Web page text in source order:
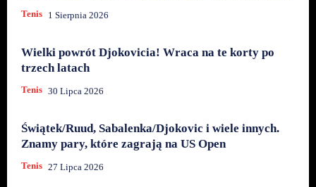
Tenis 1 Sierpnia 2026
Wielki powrót Djokovicia! Wraca na te korty po
trzech latach
Tenis 30 Lipca 2026
Świątek/Ruud, Sabalenka/Djokovic i wiele innych.
Znamy pary, które zagrają na US Open
Tenis 27 Lipca 2026